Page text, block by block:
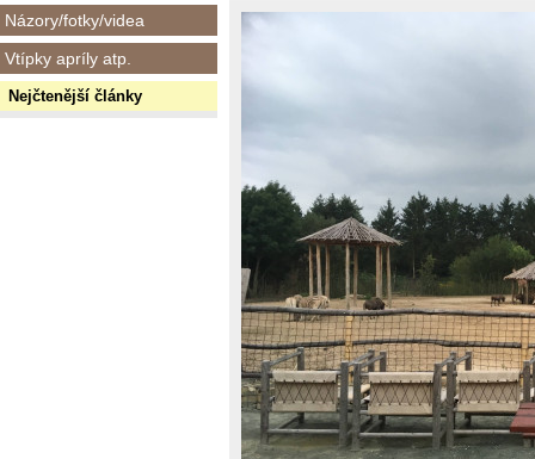
Názory/fotky/videa
Vtípky apríly atp.
Nejčtenější články